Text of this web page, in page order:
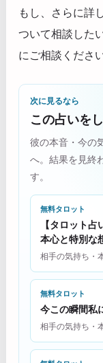
もし、さらに詳
ついて相談した
にご相談ください
次に見るなら
この占いを
彼の本音・今の
へ。結果を見終
す。
無料タロット
【タロット
本心と特別な
相手の気持ち・
無料タロット
今この瞬間私
相手の気持ち・